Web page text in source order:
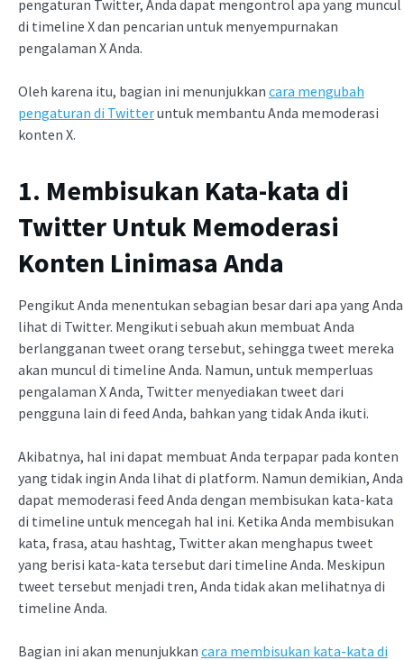
pengaturan Twitter, Anda dapat mengontrol apa yang muncul
di timeline X dan pencarian untuk menyempurnakan
pengalaman X Anda.
Oleh karena itu, bagian ini menunjukkan cara mengubah
pengaturan di Twitteruntuk membantu Anda memoderasi
konten X.
1. Membisukan Kata-kata di
Twitter Untuk Memoderasi
Konten Linimasa Anda
Pengikut Anda menentukan sebagian besar dari apa yang Anda
lihat di Twitter. Mengikuti sebuah akun membuat Anda
berlangganan tweet orang tersebut, sehingga tweet mereka
akan muncul di timeline Anda. Namun, untuk memperluas
pengalaman X Anda, Twitter menyediakan tweet dari
pengguna lain di feed Anda, bahkan yang tidak Anda ikuti.
Akibatnya, hal ini dapat membuat Anda terpapar pada konten
yang tidak ingin Anda lihat di platform. Namun demikian, Anda
dapat memoderasi feed Anda dengan membisukan kata-kata
di timeline untuk mencegah hal ini. Ketika Anda membisukan
kata, frasa, atau hashtag, Twitter akan menghapus tweet
yang berisi kata-kata tersebut dari timeline Anda. Meskipun
tweet tersebut menjadi tren, Anda tidak akan melihatnya di
timeline Anda.
Bagian ini akan menunjukkan cara membisukan kata-kata di